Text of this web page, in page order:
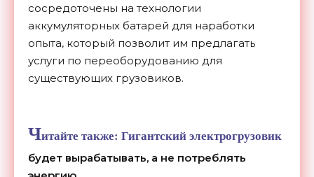
сосредоточены на технологии
аккумуляторных батарей для наработки
опыта, который позволит им предлагать
услуги по переоборудованию для
существующих грузовиков.
Читайте также: Гигантский электрогрузовик
будет вырабатывать, а не потреблять